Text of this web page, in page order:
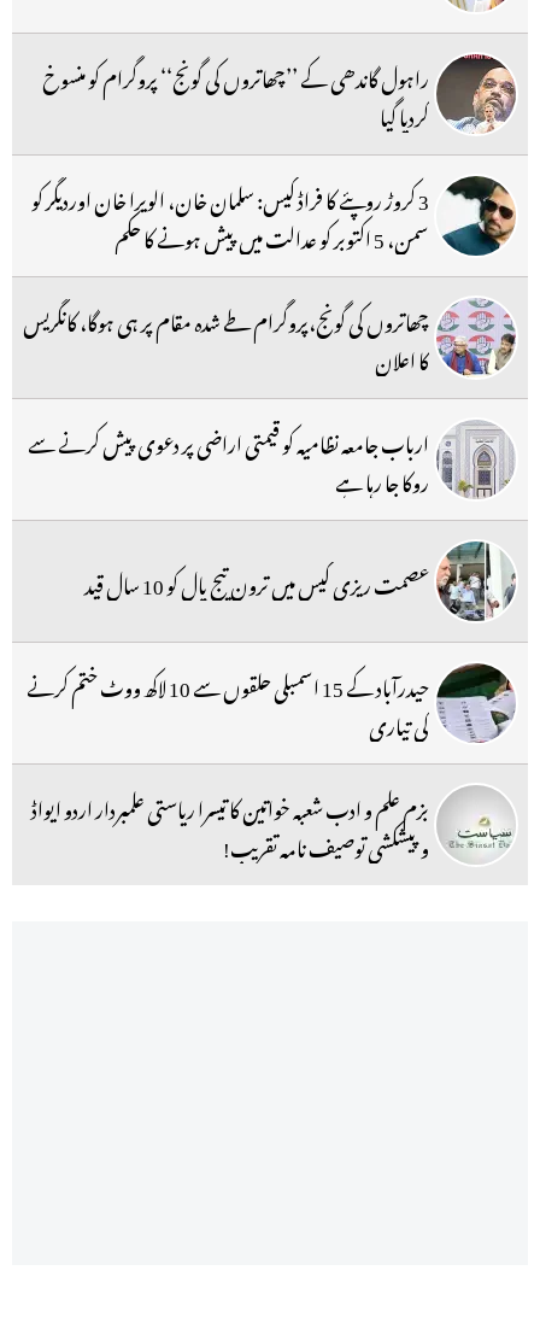
راہول گاندھی کے ’’چھاتروں کی گونج‘‘ پروگرام کو منسوخ
کردیا گیا
3 کروڑ روپئے کا فراڈ کیس: سلمان خان، الویرا خان اوردیگر کو
سمن، 5 اکتوبر کو عدالت میں پیش ہونے کا حکم
چھاتروں کی گونج،پروگرام طے شدہ مقام پر ہی ہوگا، کانگریس
کا اعلان
ارباب جامعہ نظامیہ کو قیمتی اراضی پر دعوی پیش کرنے سے
روکا جا رہا ہے
عصمت ریزی کیس میں ترون تیج پال کو 10 سال قید
حیدرآباد کے 15 اسمبلی حلقوں سے 10 لاکھ ووٹ ختم کرنے
کی تیاری
بزم علم و ادب شعبہ خواتین کا تیسرا ریاستی علمبردار اردو ایواڈ
و پیشکشی توصیف نامہ تقریب!